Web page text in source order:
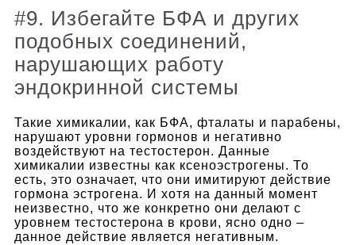
#9. Избегайте БФА и других
подобных соединений,
нарушающих работу
эндокринной системы
Такие химикалии, как БФА, фталаты и парабены,
нарушают уровни гормонов и негативно
воздействуют на тестостерон. Данные
химикалии известны как ксеноэстрогены. То
есть, это означает, что они имитируют действие
гормона эстрогена. И хотя на данный момент
неизвестно, что же конкретно они делают с
уровнем тестостерона в крови, ясно одно –
данное действие является негативным.